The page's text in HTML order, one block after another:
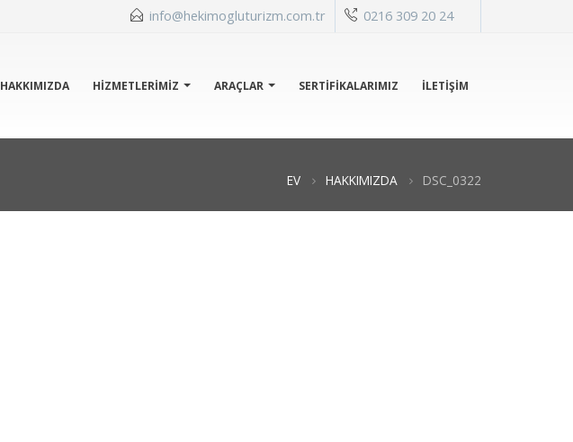
info@hekimogluturizm.com.tr 0216 309 20 24
HAKKIMIZDA HIZMETLERIMIZ ARAÇLAR SERTİFİKALARIMIZ İLETIŞIM
EV HAKKIMIZDA DSC_0322